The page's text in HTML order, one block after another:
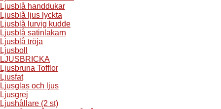
Ljusblå handdukar
Ljusblå ljus lyckta
Ljusblå lurvig kudde
Ljusblå satinlakarn
Ljusblå tröja
Ljusboll
LJUSBRICKA
Ljusbruna Tofflor
Ljusfat
Ljusglas och ljus
Ljusgrej
Ljushållare (2 st)